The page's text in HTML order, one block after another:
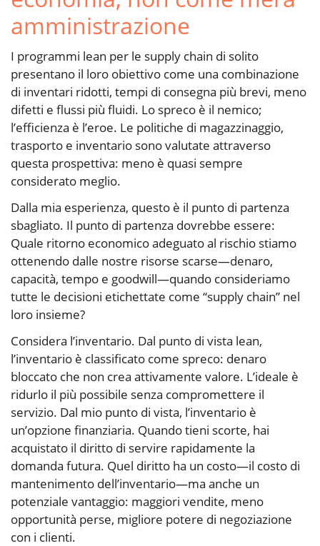
amministrazione
I programmi lean per le supply chain di solito
presentano il loro obiettivo come una combinazione
di inventari ridotti, tempi di consegna più brevi, meno
difetti e flussi più fluidi. Lo spreco è il nemico;
l’efficienza è l’eroe. Le politiche di magazzinaggio,
trasporto e inventario sono valutate attraverso
questa prospettiva: meno è quasi sempre
considerato meglio.
Dalla mia esperienza, questo è il punto di partenza
sbagliato. Il punto di partenza dovrebbe essere:
Quale ritorno economico adeguato al rischio stiamo
ottenendo dalle nostre risorse scarse—denaro,
capacità, tempo e goodwill—quando consideriamo
tutte le decisioni etichettate come “supply chain” nel
loro insieme?
Considera l’inventario. Dal punto di vista lean,
l’inventario è classificato come spreco: denaro
bloccato che non crea attivamente valore. L’ideale è
ridurlo il più possibile senza compromettere il
servizio. Dal mio punto di vista, l’inventario è
un’opzione finanziaria. Quando tieni scorte, hai
acquistato il diritto di servire rapidamente la
domanda futura. Quel diritto ha un costo—il costo di
mantenimento dell’inventario—ma anche un
potenziale vantaggio: maggiori vendite, meno
opportunità perse, migliore potere di negoziazione
con i clienti.